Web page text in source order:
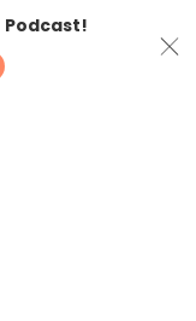
Podcast!